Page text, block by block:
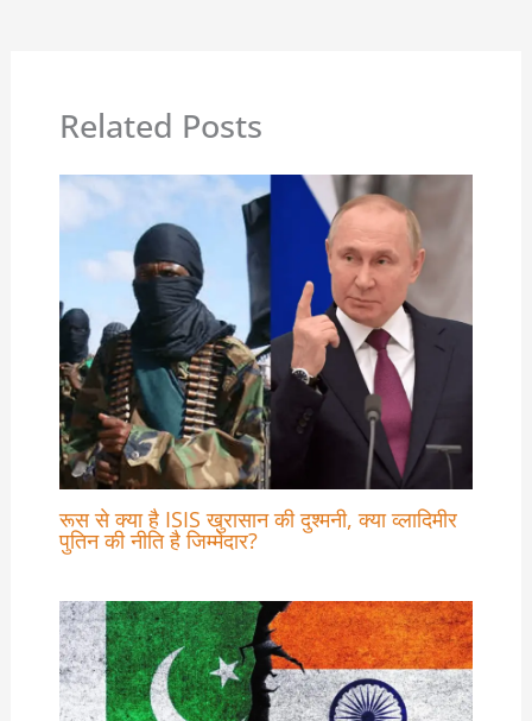
Related Posts
रूस से क्या है ISIS खुरासान की दुश्मनी, क्या व्लादिमीर
पुतिन की नीति है जिम्मेदार?